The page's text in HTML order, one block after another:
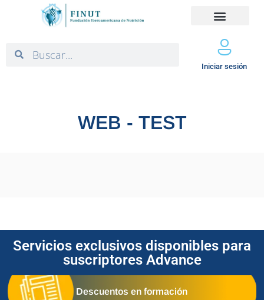
Iniciar sesión
WEB - TEST
Servicios exclusivos disponibles para
suscriptores Advance
Descuentos en formación